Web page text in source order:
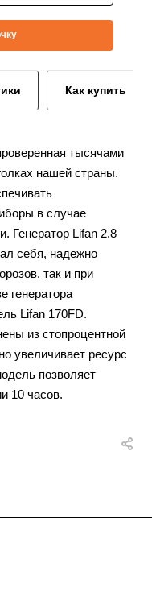
Как купить
тысячами
нашей страны.
в случае
Генератор Lifan 2.8
себя, надежно
так и при
генератора
Lifan 170FD.
из стопроцентной
увеличивает ресурс
позволяет
10 часов.